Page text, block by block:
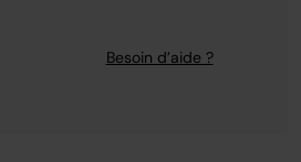
Besoin d’aide ?